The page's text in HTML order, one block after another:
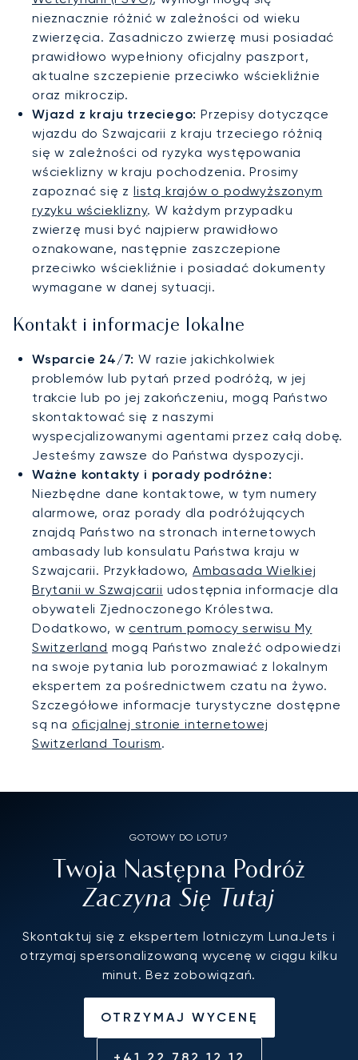
nieznacznie różnić w zależności od wieku
zwierzęcia. Zasadniczo zwierzę musi posiadać
prawidłowo wypełniony oficjalny paszport,
aktualne szczepienie przeciwko wściekliźnie
oraz mikroczip.
Wjazd z kraju trzeciego: Przepisy dotyczące
wjazdu do Szwajcarii z kraju trzeciego różnią
się w zależności od ryzyka występowania
wścieklizny w kraju pochodzenia. Prosimy
zapoznać się zlistą krajów o podwyższonym
ryzyku wścieklizny. W każdym przypadku
zwierzę musi być najpierw prawidłowo
oznakowane, następnie zaszczepione
przeciwko wściekliźnie i posiadać dokumenty
wymagane w danej sytuacji.
Kontakt i informacje lokalne
Wsparcie 24/7: W razie jakichkolwiek
problemów lub pytań przed podróżą, w jej
trakcie lub po jej zakończeniu, mogą Państwo
skontaktować się z naszymi
wyspecjalizowanymi agentami przez całą dobę.
Jesteśmy zawsze do Państwa dyspozycji.
Ważne kontakty i porady podróżne:
Niezbędne dane kontaktowe, w tym numery
alarmowe, oraz porady dla podróżujących
znajdą Państwo na stronach internetowych
ambasady lub konsulatu Państwa kraju w
Szwajcarii. Przykładowo,Ambasada Wielkiej
Brytanii w Szwajcarii udostępnia informacje dla
obywateli Zjednoczonego Królestwa.
Dodatkowo, w centrum pomocy serwisu My
Switzerland mogą Państwo znaleźć odpowiedzi
na swoje pytania lub porozmawiać z lokalnym
ekspertem za pośrednictwem czatu na żywo.
Szczegółowe informacje turystyczne dostępne
są na oficjalnej stronie internetowej
Switzerland Tourism.
GOTOWY DO LOTU?
Twoja Następna Podróż
Zaczyna Się Tutaj
Skontaktuj się z ekspertem lotniczym LunaJets i
otrzymaj spersonalizowaną wycenę w ciągu kilku
minut. Bez zobowiązań.
OTRZYMAJ WYCENĘ
+41 22 782 12 12